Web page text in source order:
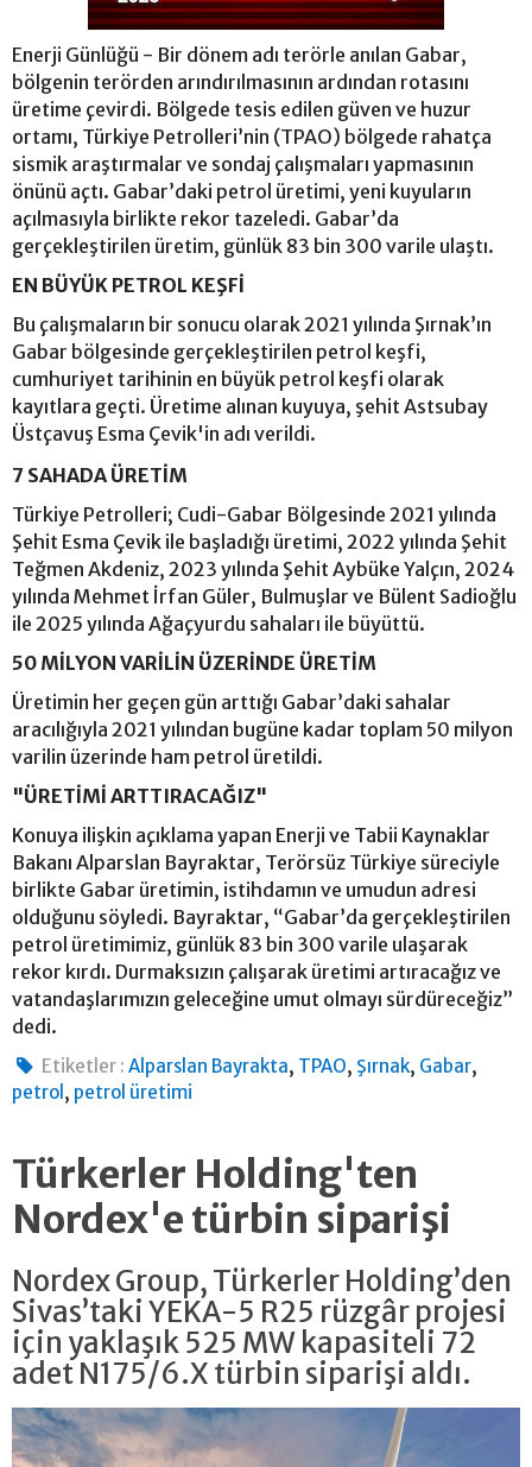
Enerji Günlüğü - Bir dönem adı terörle anılan Gabar,
bölgenin terörden arındırılmasının ardından rotasını
üretime çevirdi. Bölgede tesis edilen güven ve huzur
ortamı, Türkiye Petrolleri’nin (TPAO) bölgede rahatça
sismik araştırmalar ve sondaj çalışmaları yapmasının
önünü açtı. Gabar’daki petrol üretimi, yeni kuyuların
açılmasıyla birlikte rekor tazeledi. Gabar’da
gerçekleştirilen üretim, günlük 83 bin 300 varile ulaştı.
EN BÜYÜK PETROL KEŞFİ
Bu çalışmaların bir sonucu olarak 2021 yılında Şırnak’ın
Gabar bölgesinde gerçekleştirilen petrol keşfi,
cumhuriyet tarihinin en büyük petrol keşfi olarak
kayıtlara geçti. Üretime alınan kuyuya, şehit Astsubay
Üstçavuş Esma Çevik'in adı verildi.
7 SAHADA ÜRETİM
Türkiye Petrolleri; Cudi-Gabar Bölgesinde 2021 yılında
Şehit Esma Çevik ile başladığı üretimi, 2022 yılında Şehit
Teğmen Akdeniz, 2023 yılında Şehit Aybüke Yalçın, 2024
yılında Mehmet İrfan Güler, Bulmuşlar ve Bülent Sadioğlu
ile 2025 yılında Ağaçyurdu sahaları ile büyüttü.
50 MİLYON VARİLİN ÜZERİNDE ÜRETİM
Üretimin her geçen gün arttığı Gabar’daki sahalar
aracılığıyla 2021 yılından bugüne kadar toplam 50 milyon
varilin üzerinde ham petrol üretildi.
"ÜRETİMİ ARTTIRACAĞIZ"
Konuya ilişkin açıklama yapan Enerji ve Tabii Kaynaklar
Bakanı Alparslan Bayraktar, Terörsüz Türkiye süreciyle
birlikte Gabar üretimin, istihdamın ve umudun adresi
olduğunu söyledi. Bayraktar, “Gabar’da gerçekleştirilen
petrol üretimimiz, günlük 83 bin 300 varile ulaşarak
rekor kırdı. Durmaksızın çalışarak üretimi artıracağız ve
vatandaşlarımızın geleceğine umut olmayı sürdüreceğiz”
dedi.
Etiketler : Alparslan Bayrakta, TPAO, Şırnak, Gabar,
petrol , petrol üretimi
Türkerler Holding'ten
Nordex'e türbin siparişi
Nordex Group, Türkerler Holding’den
Sivas’taki YEKA-5 R25 rüzgâr projesi
için yaklaşık 525 MW kapasiteli 72
adet N175/6.X türbin siparişi aldı.